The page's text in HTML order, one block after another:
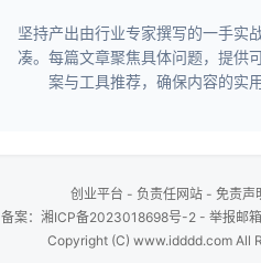
坚持产出由行业专家撰写的一手实
凑。每篇文章聚焦具体问题，提供
案与工具推荐，确保内容的实
创业平台 - 负责任网站 - 免责声
备案： 湘ICP备2023018698号-2- 举报邮
Copyright (C) www.idddd.com All